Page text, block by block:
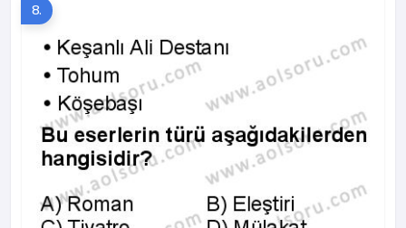
8.